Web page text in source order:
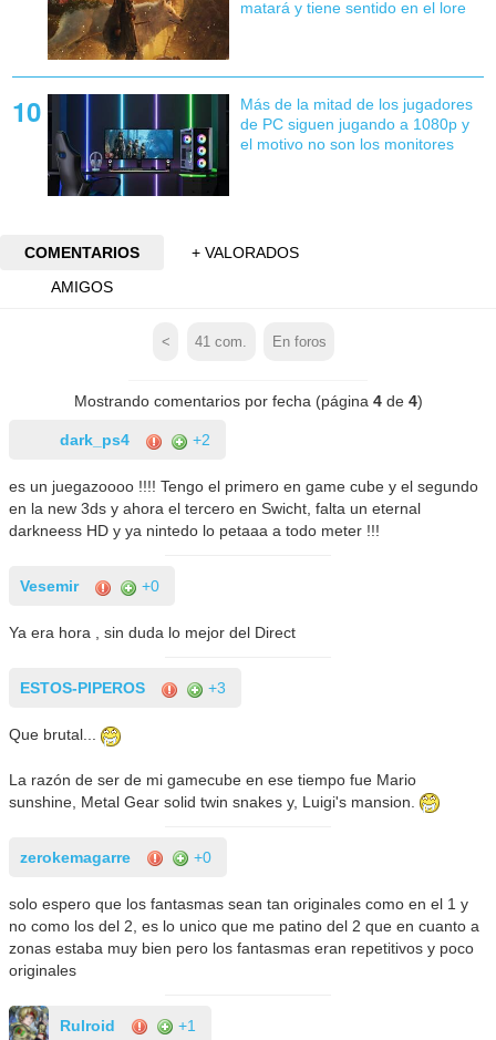
matará y tiene sentido en el lore
Más de la mitad de los jugadores
de PC siguen jugando a 1080p y
el motivo no son los monitores
COMENTARIOS
+ VALORADOS
AMIGOS
< 41 com. En foros
Mostrando comentarios por fecha (página 4de 4)
dark_ps4 +2
es un juegazoooo !!!! Tengo el primero en game cube y el segundo
en la new 3ds y ahora el tercero en Swicht, falta un eternal
darkneess HD y ya nintedo lo petaaa a todo meter !!!
Vesemir +0
Ya era hora , sin duda lo mejor del Direct
ESTOS-PIPEROS +3
Que brutal...
La razón de ser de mi gamecube en ese tiempo fue Mario
sunshine, Metal Gear solid twin snakes y, Luigi's mansion.
zerokemagarre +0
solo espero que los fantasmas sean tan originales como en el 1 y
no como los del 2, es lo unico que me patino del 2 que en cuanto a
zonas estaba muy bien pero los fantasmas eran repetitivos y poco
originales
Rulroid +1